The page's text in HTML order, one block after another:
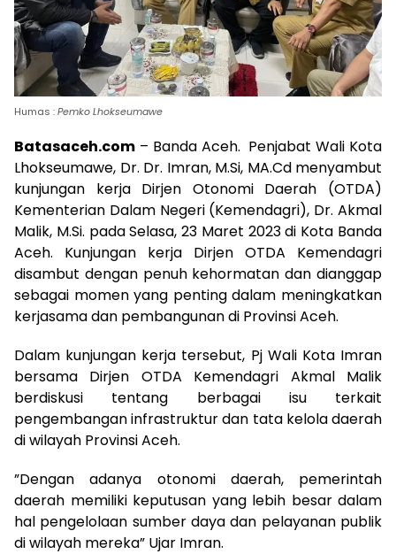
Humas :Pemko Lhokseumawe
Batasaceh.com – Banda Aceh. Penjabat Wali Kota
Lhokseumawe, Dr. Dr. Imran, M.Si, MA.Cd menyambut
kunjungan kerja Dirjen Otonomi Daerah (OTDA)
Kementerian Dalam Negeri (Kemendagri), Dr. Akmal
Malik, M.Si. pada Selasa, 23 Maret 2023 di Kota Banda
Aceh. Kunjungan kerja Dirjen OTDA Kemendagri
disambut dengan penuh kehormatan dan dianggap
sebagai momen yang penting dalam meningkatkan
kerjasama dan pembangunan di Provinsi Aceh.
Dalam kunjungan kerja tersebut, Pj Wali Kota Imran
bersama Dirjen OTDA Kemendagri Akmal Malik
berdiskusi tentang berbagai isu terkait
pengembangan infrastruktur dan tata kelola daerah
di wilayah Provinsi Aceh.
”Dengan adanya otonomi daerah, pemerintah
daerah memiliki keputusan yang lebih besar dalam
hal pengelolaan sumber daya dan pelayanan publik
di wilayah mereka” Ujar Imran.